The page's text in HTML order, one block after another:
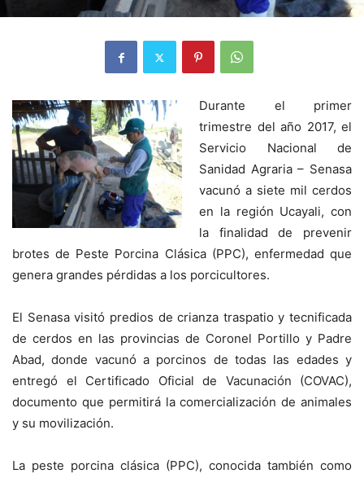
Durante el primer
trimestre del año 2017, el
Servicio Nacional de
Sanidad Agraria – Senasa
vacunó a siete mil cerdos
en la región Ucayali, con
la finalidad de prevenir
brotes de Peste Porcina Clásica (PPC), enfermedad que
genera grandes pérdidas a los porcicultores.
El Senasa visitó predios de crianza traspatio y tecnificada
de cerdos en las provincias de Coronel Portillo y Padre
Abad, donde vacunó a porcinos de todas las edades y
entregó el Certificado Oficial de Vacunación (COVAC),
documento que permitirá la comercialización de animales
y su movilización.
La peste porcina clásica (PPC), conocida también como